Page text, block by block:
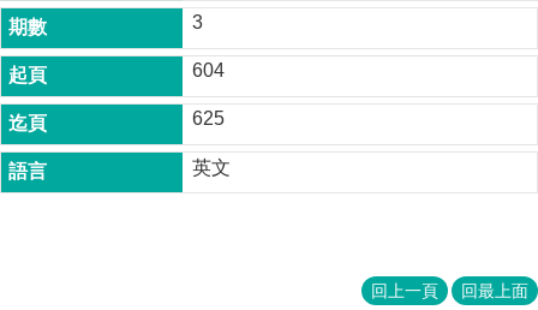
班
在
職
專
班
學
3
604
625
英文
回上一頁 回最上面